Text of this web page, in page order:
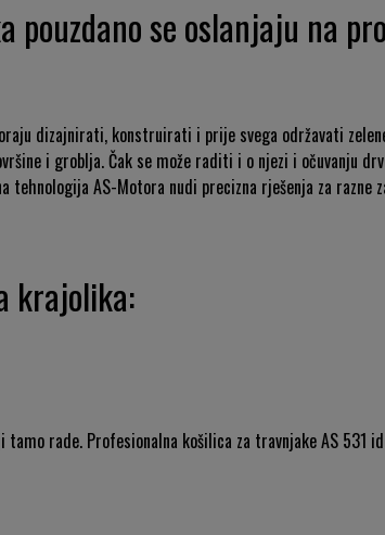
se oslanjaju na
dizajnirati, konstruirati i prije svega održavati
i groblja. Čak se može raditi i o njezi i očuvanju
AS-Motora nudi precizna rješenja za
krajolika:
rade. Profesionalna košilica za travnjake AS 531